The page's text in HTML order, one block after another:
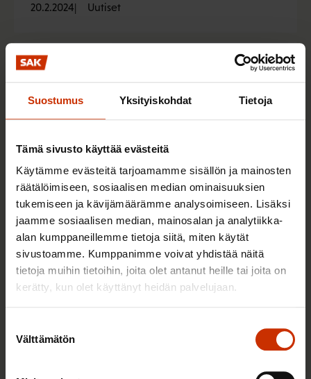
Suostumus Yksityiskohdat Tietoja
Tämä sivusto käyttää evästeitä
Käytämme evästeitä tarjoamamme sisällön ja mainosten
räätälöimiseen, sosiaalisen median ominaisuuksien
tukemiseen ja kävijämäärämme analysoimiseen. Lisäksi
jaamme sosiaalisen median, mainosalan ja analytiikka-
alan kumppaneillemme tietoja siitä, miten käytät
sivustoamme. Kumppanimme voivat yhdistää näitä
tietoja muihin tietoihin, joita olet antanut heille tai joita on
kerätty, kun olet käyttänyt heidän palvelujaan.
valinta
Välttämätön
20.2.2024 Uutiset
Luottamusmies neuvotteli paremmat
palkat ja vaihtoehtoja työvuoroihin –
”Huomasimme selkeän eron
työntekijöiden vaihtuvuudessa”
30.11.2023 Uutiset
Vuokratyöntekijät pääsivät
työhöntulotarkastuksiin tuttuun
työterveyteen – ”Esitys meni meillä
helposti läpi”
Työntekijöiden edustajilta vetoomus